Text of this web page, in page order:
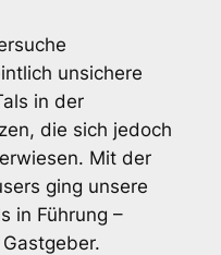
unsichere
in der
die sich jedoch
Mit der
ging unsere
in Führung –